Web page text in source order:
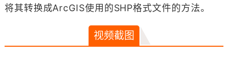
将其转换成ArcGIS使用的SHP格式文件的方法。
视频截图